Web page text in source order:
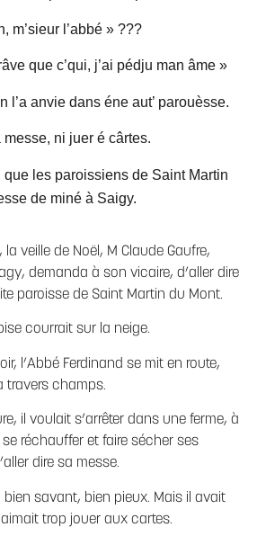
m’sieur l’abbé » ???
que c’qui, j’ai pédju man âme »
l’a anvie dans éne aut’ parouèsse.
messe, ni juer é cârtes.
que les paroissiens de Saint Martin
de miné à Saigy.
la veille de Noël, M Claude Gaufre,
demanda à son vicaire, d’aller dire
paroisse de Saint Martin du Mont.
courrait sur la neige.
l’Abbé Ferdinand se mit en route,
travers champs.
il voulait s’arrêter dans une ferme, à
réchauffer et faire sécher ses
dire sa messe.
bien savant, bien pieux. Mais il avait
trop jouer aux cartes.